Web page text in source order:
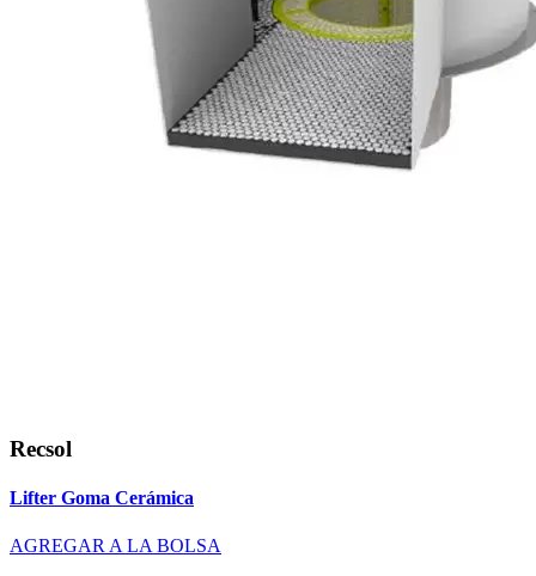
Recsol
Lifter Goma Cerámica
AGREGAR A LA BOLSA